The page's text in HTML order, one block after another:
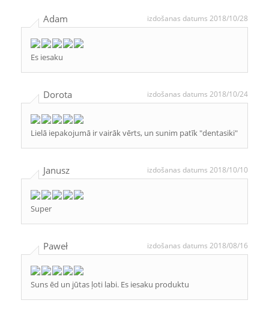
Adam izdošanas datums 2018/10/28
Es iesaku
Dorota izdošanas datums 2018/10/24
Lielā iepakojumā ir vairāk vērts, un sunim patīk "dentasiki"
Janusz izdošanas datums 2018/10/10
Super
Paweł izdošanas datums 2018/08/16
Suns ēd un jūtas ļoti labi. Es iesaku produktu